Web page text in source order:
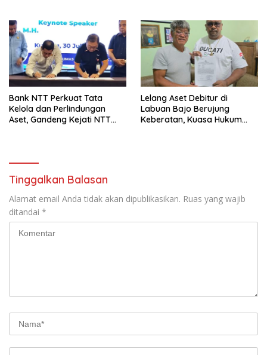
Bank NTT Perkuat Tata
Kelola dan Perlindungan
Aset, Gandeng Kejati NTT
Lelang Aset Debitur di
Labuan Bajo Berujung
Keberatan, Kuasa Hukum
Tinggalkan Balasan
Alamat email Anda tidak akan dipublikasikan. Ruas yang wajib
ditandai *